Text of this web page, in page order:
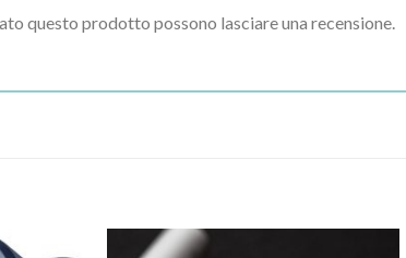
questo prodotto possono lasciare una recensione.